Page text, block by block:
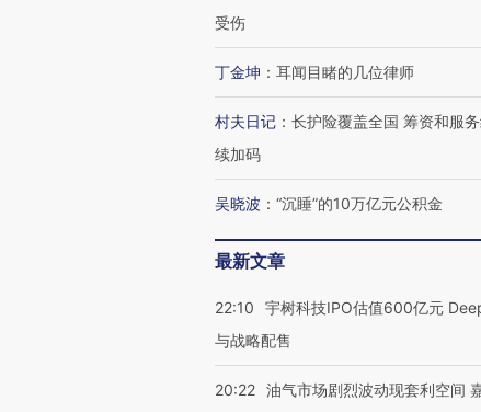
受伤
丁金坤 ： 耳闻目睹的几位律师
村夫日记 ： 长护险覆盖全国 筹资和服
续加码
吴晓波 ： “沉睡”的10万亿元公积金
最新文章
22:10
宇树科技IPO估值600亿元
与战略配售
20:22 油气市场剧烈波动现套利空间